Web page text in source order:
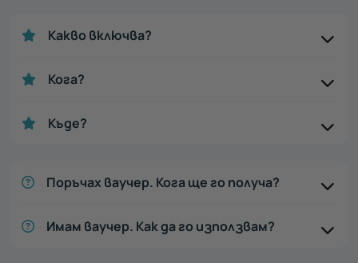
Какво включва?
Кога?
Къде?
Поръчах ваучер. Кога ще го получа?
Имам ваучер. Как да го използвам?